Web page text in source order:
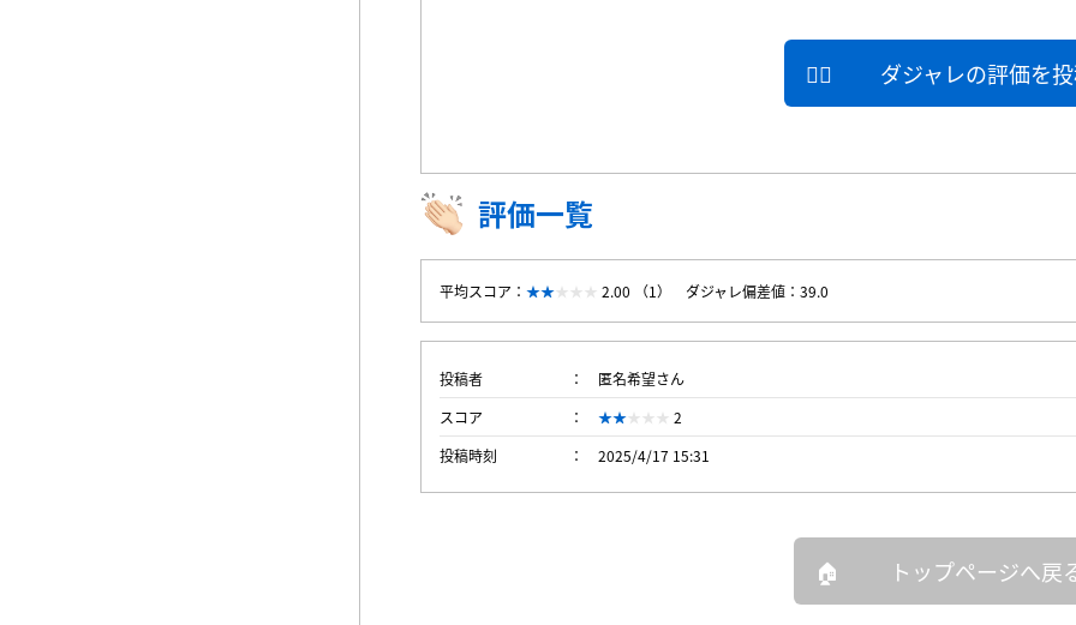
ダジャレの評価を
評価一覧
平均スコア： 2.00 （1） ダジャレ偏差値：39.0
投稿者
匿名希望さん
スコア
2
投稿時刻
2025/4/17 15:31
トップページへ戻